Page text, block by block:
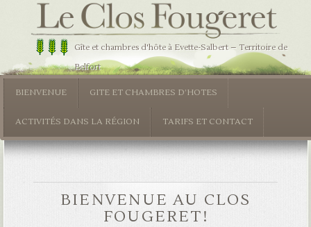
Gîte et chambres d'hôte à Evette-Salbert – Territoire de
Belfort
ALLER AU CONTENU PRINCIPAL
ALLER AU CONTENU SECONDAIRE
BIENVENUE GITE ET CHAMBRES D’HOTES
ACTIVITÉS DANS LA RÉGION TARIFS ET CONTACT
BIENVENUE AU CLOS
FOUGERET!